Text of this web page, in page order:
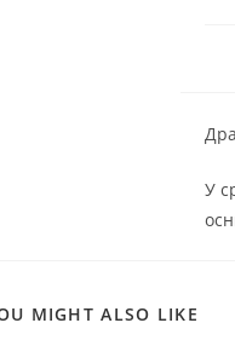
У
MIGHT ALSO LIKE